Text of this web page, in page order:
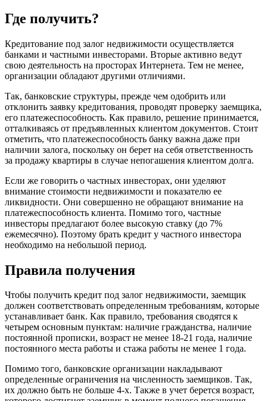
Где получить?
Кредитование под залог недвижимости осуществляется
банками и частными инвесторами. Вторые активно ведут
свою деятельность на просторах Интернета. Тем не менее,
организации обладают другими отличиями.
Так, банковские структуры, прежде чем одобрить или
отклонить заявку кредитования, проводят проверку заемщика,
его платежеспособность. Как правило, решение принимается,
отталкиваясь от предъявленных клиентом документов. Стоит
отметить, что платежеспособность банку важна даже при
наличии залога, поскольку он берет на себя ответственность
за продажу квартиры в случае непогашения клиентом долга.
Если же говорить о частных инвесторах, они уделяют
внимание стоимости недвижимости и показателю ее
ликвидности. Они совершенно не обращают внимание на
платежеспособность клиента. Помимо того, частные
инвесторы предлагают более высокую ставку (до 7%
ежемесячно). Поэтому брать кредит у частного инвестора
необходимо на небольшой период.
Правила получения
Чтобы получить кредит под залог недвижимости, заемщик
должен соответствовать определенным требованиям, которые
устанавливает банк. Как правило, требования сводятся к
четырем основным пунктам: наличие гражданства, наличие
постоянной прописки, возраст не менее 18-21 года, наличие
постоянного места работы и стажа работы не менее 1 года.
Помимо того, банковские организации накладывают
определенные ограничения на численность заемщиков. Так,
их должно быть не больше 4-х. Также в учет берется возраст,